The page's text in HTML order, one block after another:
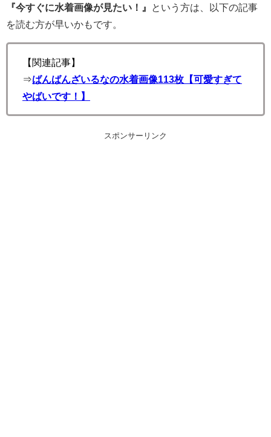
『今すぐに水着画像が見たい！』
という方は、以下の記事
を読む方が早いかもです。
【関連記事】
⇒ばんばんざいるなの水着画像113枚【可愛すぎて
やばいです！】
スポンサーリンク